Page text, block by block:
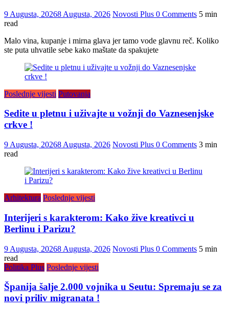
9 Augusta, 20268 Augusta, 2026 Novosti Plus 0 Comments 5 min
read
Malo vina, kupanje i mirna glava jer tamo vode glavnu reč. Koliko
ste puta uhvatile sebe kako maštate da spakujete
Poslednje vijesti Putovanja
Sedite u pletnu i uživajte u vožnji do Vaznesenjske
crkve !
9 Augusta, 20268 Augusta, 2026 Novosti Plus 0 Comments 3 min
read
Arhitektura Poslednje vijesti
Interijeri s karakterom: Kako žive kreativci u
Berlinu i Parizu?
9 Augusta, 20268 Augusta, 2026 Novosti Plus 0 Comments 5 min
read
Politika Plus Poslednje vijesti
Španija šalje 2.000 vojnika u Seutu: Spremaju se za
novi priliv migranata !